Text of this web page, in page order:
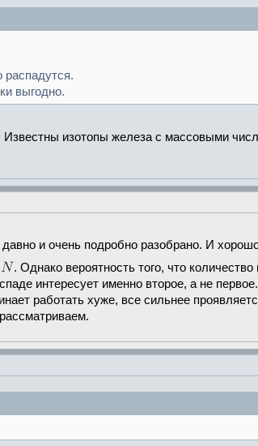
выгодно.
изотопы железа с массовыми
и очень подробно разобрано. И хорошо
. Однако вероятность того, что
интересует именно второе, а не первое.
работать хуже, все сильнее